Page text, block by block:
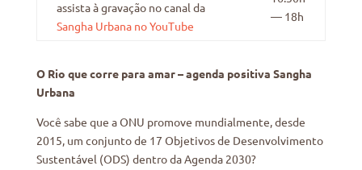
assista à gravação no canal da
Sangha Urbana no YouTube
— 18h
O Rio que corre para amar – agenda positiva Sangha
Urbana
Você sabe que a ONU promove mundialmente, desde
2015, um conjunto de 17 Objetivos de Desenvolvimento
Sustentável (ODS) dentro da Agenda 2030?